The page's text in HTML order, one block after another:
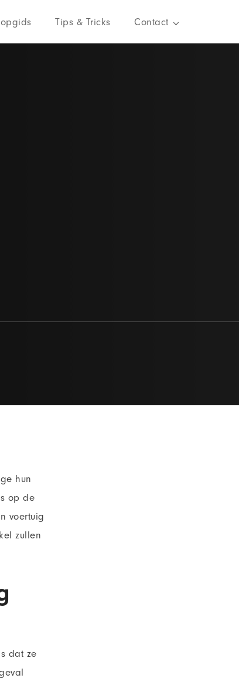
Tips & Tricks Contact
hun
op de
voertuig
zullen
dat ze